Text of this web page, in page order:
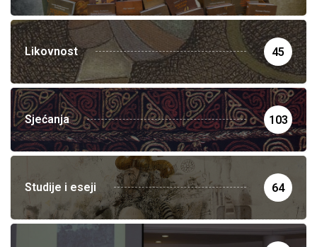
Likovnost 45
Sjećanja 103
Studije i eseji 64